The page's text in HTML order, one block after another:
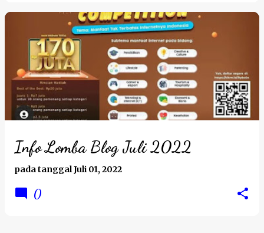
Info Lomba Blog Juli 2022
pada tanggalJuli 01, 2022
0